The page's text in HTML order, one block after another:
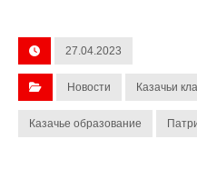
27.04.2023
Новости Казачьи
Казачье образование